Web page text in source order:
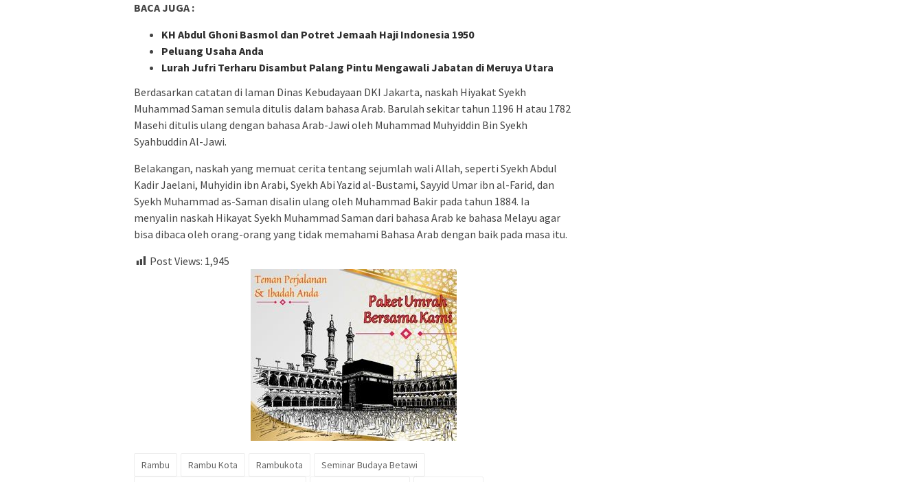
BACA JUGA :
KH Abdul Ghoni Basmol dan Potret Jemaah Haji Indonesia 1950
Peluang Usaha Anda
Lurah Jufri Terharu Disambut Palang Pintu Mengawali Jabatan di Meruya Utara
Berdasarkan catatan di laman Dinas Kebudayaan DKI Jakarta, naskah Hiyakat Syekh
Muhammad Saman semula ditulis dalam bahasa Arab. Barulah sekitar tahun 1196 H atau 1782
Masehi ditulis ulang dengan bahasa Arab-Jawi oleh Muhammad Muhyiddin Bin Syekh
Syahbuddin Al-Jawi.
Belakangan, naskah yang memuat cerita tentang sejumlah wali Allah, seperti Syekh Abdul
Kadir Jaelani, Muhyidin ibn Arabi, Syekh Abi Yazid al-Bustami, Sayyid Umar ibn al-Farid, dan
Syekh Muhammad as-Saman disalin ulang oleh Muhammad Bakir pada tahun 1884. Ia
menyalin naskah Hikayat Syekh Muhammad Saman dari bahasa Arab ke bahasa Melayu agar
bisa dibaca oleh orang-orang yang tidak memahami Bahasa Arab dengan baik pada masa itu.
Post Views: 1,945
Rambu Rambu Kota Rambukota
Seminar Budaya Betawi